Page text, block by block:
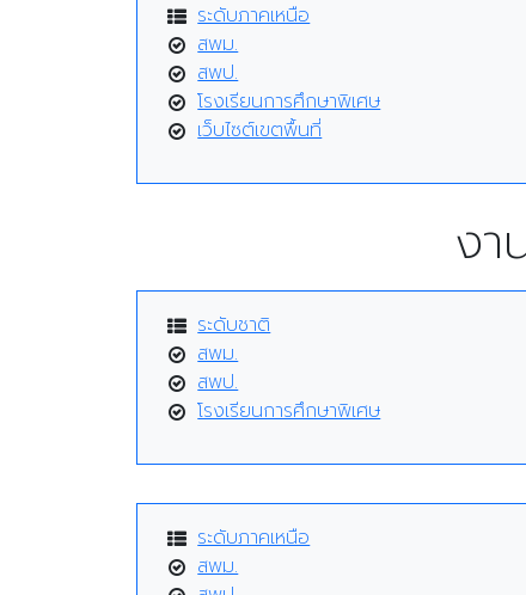
ระดับภาคเหนือ
สพม.
สพป.
โรงเรียนการศึกษาพิเศษ
เว็บไซต์เขตพื้นที่
งา
ระดับชาติ
สพม.
สพป.
โรงเรียนการศึกษาพิเศษ
ระดับภาคเหนือ
สพม.